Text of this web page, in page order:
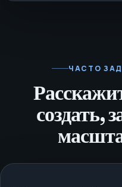
ЧАСТО
создать,